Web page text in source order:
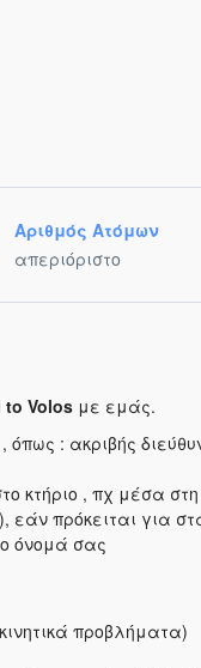
Αριθμός Ατόμων
απεριόριστο
to Volos με εμάς.
: ακριβής
κτήριο , πχ μέσα στη
εάν πρόκειται για
όνομά σας
προβλήματα)